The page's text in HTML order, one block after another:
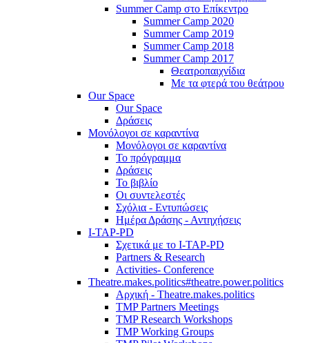
Summer Camp στο Επίκεντρο
Summer Camp 2020
Summer Camp 2019
Summer Camp 2018
Summer Camp 2017
Θεατροπαιχνίδια
Με τα φτερά του θεάτρου
Our Space
Our Space
Δράσεις
Μονόλογοι σε καραντίνα
Μονόλογοι σε καραντίνα
Το πρόγραμμα
Δράσεις
Το βιβλίο
Οι συντελεστές
Σχόλια - Εντυπώσεις
Ημέρα Δράσης - Αντηχήσεις
I-TAP-PD
Σχετικά με το I-TAP-PD
Partners & Research
Activities- Conference
Theatre.makes.politics#theatre.power.politics
Αρχική - Theatre.makes.politics
TMP Partners Meetings
TMP Research Workshops
TMP Working Groups